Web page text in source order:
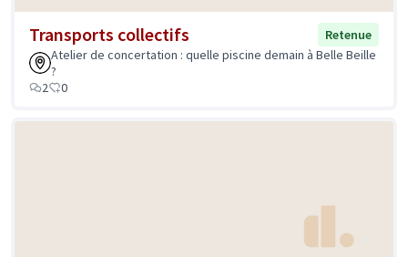
Transports collectifs
Retenue
Atelier de concertation : quelle piscine demain à Belle Beille
?
2
0